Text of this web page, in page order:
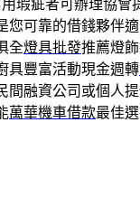
瑕疵者可辦理協會
您可靠的借錢夥伴
全燈具批發推薦燈
具豐富活動現金週轉
間融資公司或個人
萬華機車借款最佳